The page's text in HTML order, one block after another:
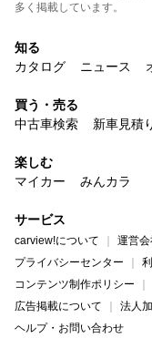
多く掲載しています。
知る
カタログ
ニュース
買う・売る
中古車検索
新車見積
楽しむ
マイカー
みんカラ
サービス
carview!について 運営会
プライバシーセンター
コンテンツ制作ポリシー
広告掲載について
法人
ヘルプ・お問い合わせ